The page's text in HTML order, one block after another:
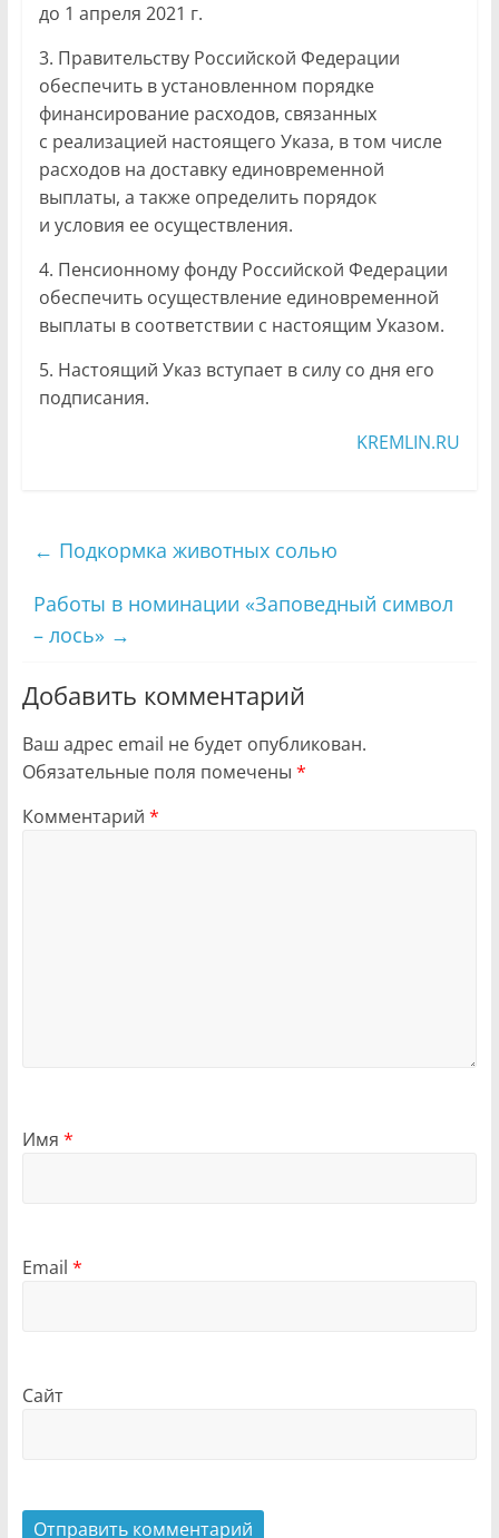
до 1 апреля 2021 г.
3. Правительству Российской Федерации
обеспечить в установленном порядке
финансирование расходов, связанных
с реализацией настоящего Указа, в том числе
расходов на доставку единовременной
выплаты, а также определить порядок
и условия ее осуществления.
4. Пенсионному фонду Российской Федерации
обеспечить осуществление единовременной
выплаты в соответствии с настоящим Указом.
5. Настоящий Указ вступает в силу со дня его
подписания.
KREMLIN.RU
← Подкормка животных солью
Работы в номинации «Заповедный символ
– лось» →
Добавить комментарий
Ваш адрес email не будет опубликован.
Обязательные поля помечены *
Комментарий *
Имя *
Email *
Сайт